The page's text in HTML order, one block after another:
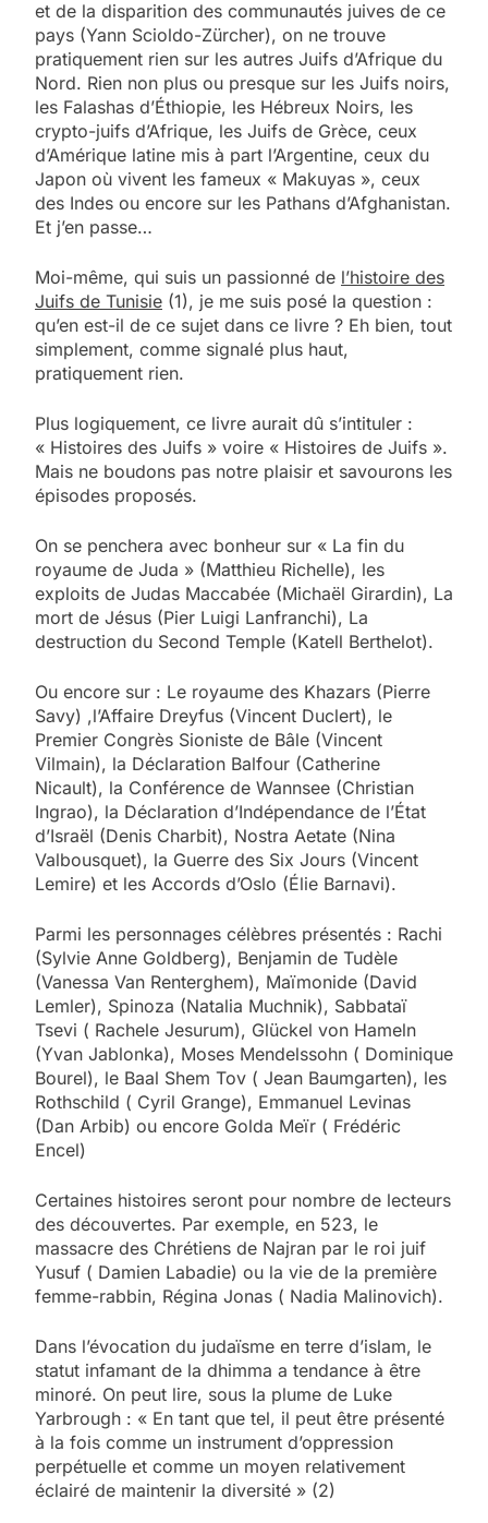
et de la disparition des communautés juives de ce
pays (Yann Scioldo-Zürcher), on ne trouve
pratiquement rien sur les autres Juifs d’Afrique du
Nord. Rien non plus ou presque sur les Juifs noirs,
les Falashas d’Éthiopie, les Hébreux Noirs, les
crypto-juifs d’Afrique, les Juifs de Grèce, ceux
d’Amérique latine mis à part l’Argentine, ceux du
Japon où vivent les fameux « Makuyas », ceux
des Indes ou encore sur les Pathans d’Afghanistan.
Et j’en passe…
Moi-même, qui suis un passionné de l’histoire des
Juifs de Tunisie (1), je me suis posé la question :
qu’en est-il de ce sujet dans ce livre ? Eh bien, tout
simplement, comme signalé plus haut,
pratiquement rien.
Plus logiquement, ce livre aurait dû s’intituler :
« Histoires des Juifs » voire « Histoires de Juifs ».
Mais ne boudons pas notre plaisir et savourons les
épisodes proposés.
On se penchera avec bonheur sur « La fin du
royaume de Juda » (Matthieu Richelle), les
exploits de Judas Maccabée (Michaël Girardin), La
mort de Jésus (Pier Luigi Lanfranchi), La
destruction du Second Temple (Katell Berthelot).
Ou encore sur : Le royaume des Khazars (Pierre
Savy) ,l’Affaire Dreyfus (Vincent Duclert), le
Premier Congrès Sioniste de Bâle (Vincent
Vilmain), la Déclaration Balfour (Catherine
Nicault), la Conférence de Wannsee (Christian
Ingrao), la Déclaration d’Indépendance de l’État
d’Israël (Denis Charbit), Nostra Aetate (Nina
Valbousquet), la Guerre des Six Jours (Vincent
Lemire) et les Accords d’Oslo (Élie Barnavi).
Parmi les personnages célèbres présentés : Rachi
(Sylvie Anne Goldberg), Benjamin de Tudèle
(Vanessa Van Renterghem), Maïmonide (David
Lemler), Spinoza (Natalia Muchnik), Sabbataï
Tsevi ( Rachele Jesurum), Glückel von Hameln
(Yvan Jablonka), Moses Mendelssohn ( Dominique
Bourel), le Baal Shem Tov ( Jean Baumgarten), les
Rothschild ( Cyril Grange), Emmanuel Levinas
(Dan Arbib) ou encore Golda Meïr ( Frédéric
Encel)
Certaines histoires seront pour nombre de lecteurs
des découvertes. Par exemple, en 523, le
massacre des Chrétiens de Najran par le roi juif
Yusuf ( Damien Labadie) ou la vie de la première
femme-rabbin, Régina Jonas ( Nadia Malinovich).
Dans l’évocation du judaïsme en terre d’islam, le
statut infamant de la dhimma a tendance à être
minoré. On peut lire, sous la plume de Luke
Yarbrough : « En tant que tel, il peut être présenté
à la fois comme un instrument d’oppression
perpétuelle et comme un moyen relativement
éclairé de maintenir la diversité » (2)